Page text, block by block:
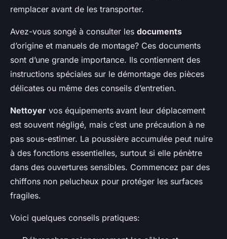
remplacer avant de les transporter.
Avez-vous songé à consulter les documents
d’origine et manuels de montage? Ces documents
sont d’une grande importance. Ils contiennent des
instructions spéciales sur le démontage des pièces
délicates ou même des conseils d’entretien.
Nettoyer vos équipements avant leur déplacement
est souvent négligé, mais c’est une précaution à ne
pas sous-estimer. La poussière accumulée peut nuire
à des fonctions essentielles, surtout si elle pénètre
dans des ouvertures sensibles. Commencez par des
chiffons non pelucheux pour protéger les surfaces
fragiles.
Voici quelques conseils pratiques: